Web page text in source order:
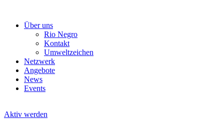
Über uns
Rio Negro
Kontakt
Umweltzeichen
Netzwerk
Angebote
News
Events
Aktiv werden